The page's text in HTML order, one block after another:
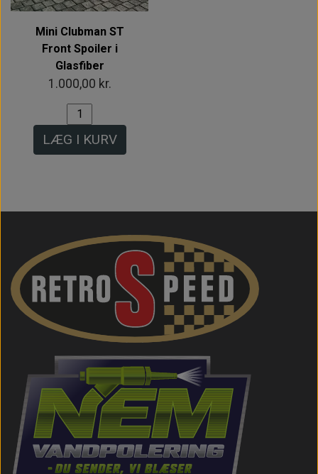
Mini Clubman ST
Front Spoiler i
Glasfiber
1.000,00 kr.
LÆG I KURV